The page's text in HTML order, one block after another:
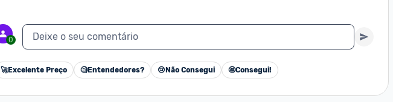
0 Deixe o seu comentário
🚀Excelente Preço 🧐Entendedores? 😢 Não Consegui 🤩Consegui!